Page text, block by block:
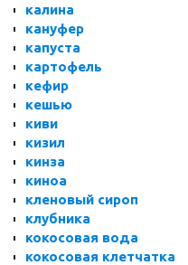
калина
кануфер
капуста
картофель
кефир
кешью
киви
кизил
кинза
киноа
кленовый сироп
клубника
кокосовая вода
кокосовая клетчатка